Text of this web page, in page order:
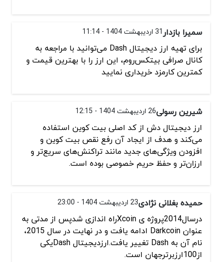
سمیرا بازدار31 اردیبهشت 1404 - 11:14
برای تهیه ارز دیجیتال Dash می‌توانید با مراجعه به
کانال صرافی بیتکس‌روم، این ارز را با بهترین قیمت و
کمترین کارمزد خریداری نمایید
شیرین رسولی26 اردیبهشت 1404 - 12:15
ارز دیجیتال دش از کد اصلی بیت کوین استفاده
می‌کند و هدف از ایجاد آن رفع نقص بیت کوین و
افزودن ویژگی‌های جدید مانند تراکنش‌های سریع‌تر و
ارزان‌تر و حفظ حریم خصوصی بوده است.
حمیده بغلانی نژادی23 اردیبهشت 1404 - 23:00
درسال2014پروژه ی Xcoinراه اندازی شدپس از مدتی به
عنوان Darkcoin ادامه یافت و در نهایت در سال 2015،
نام آن به Dash تغییر یافت.ارزدیجیتال Dashیکی
از100ارزبرترجهان است.